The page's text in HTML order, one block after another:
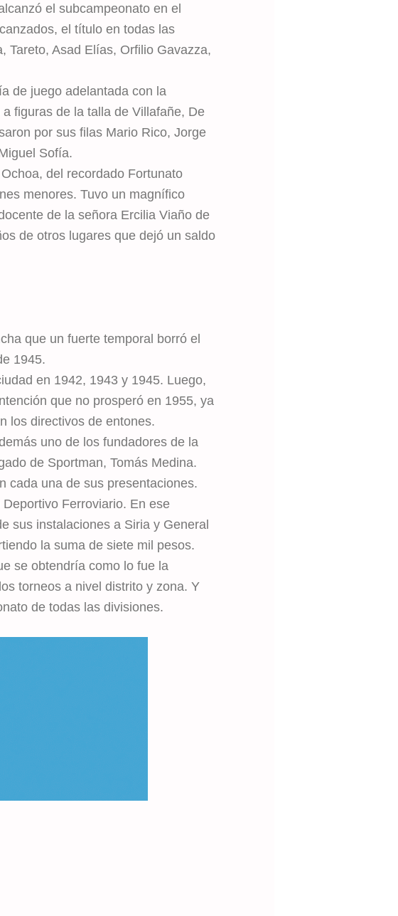
el subcampeonato en el
el título en todas las
Tareto, Asad Elías, Orfilio Gavazza,
de juego adelantada con la
figuras de la talla de Villafañe, De
por sus filas Mario Rico, Jorge
Sofía.
del recordado Fortunato
menores. Tuvo un magnífico
de la señora Ercilia Viaño de
de otros lugares que dejó un saldo
que un fuerte temporal borró el
1945.
en 1942, 1943 y 1945. Luego,
que no prosperó en 1955, ya
los directivos de entones.
uno de los fundadores de la
de Sportman, Tomás Medina.
cada una de sus presentaciones.
Ferroviario. En ese
sus instalaciones a Siria y General
la suma de siete mil pesos.
se obtendría como lo fue la
torneos a nivel distrito y zona. Y
de todas las divisiones.